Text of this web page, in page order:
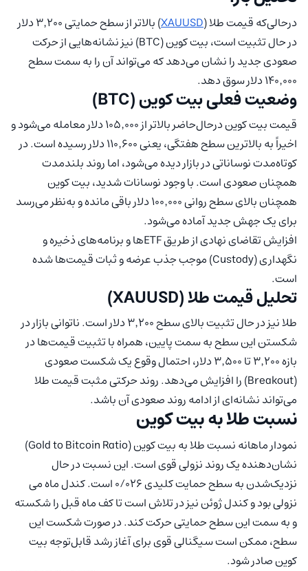
درحالی‌که قیمت طلا (XAUUSD
) بالاتر از سطح حمایتی ۳٬۲۰۰ دلار
در حال تثبیت است، بیت کوین (BTC) نیز نشانه‌هایی از حرکت
صعودی جدید را نشان می‌دهد که می‌تواند آن را به سمت سطح
۱۴۰٬۰۰۰ دلار سوق دهد.
وضعیت فعلی بیت کوین (BTC)
قیمت بیت کوین درحال‌حاضر بالاتر از ۱۰۵٬۰۰۰ دلار معامله می‌شود و
اخیراً به بالاترین سطح هفتگی، یعنی ۱۱۰٬۶۰۰ دلار رسیده است. در
کوتاه‌مدت نوساناتی در بازار دیده می‌شود، اما روند بلندمدت
همچنان صعودی است. با وجود نوسانات شدید، بیت کوین
همچنان بالای سطح روانی ۱۰۰٬۰۰۰ دلار باقی مانده و به‌نظر می‌رسد
برای یک جهش جدید آماده می‌شود.
افزایش تقاضای نهادی از طریق ETFها و برنامه‌های ذخیره و
نگهداری (Custody) موجب جذب عرضه و ثبات قیمت‌ها شده
است.
تحلیل قیمت طلا (XAUUSD)
طلا نیز در حال تثبیت بالای سطح ۳٬۲۰۰ دلار است. ناتوانی بازار در
شکستن این سطح به سمت پایین، همراه با تثبیت قیمت‌ها در
بازه ۳٬۲۰۰ تا ۳٬۵۰۰ دلار، احتمال وقوع یک شکست صعودی
(Breakout) را افزایش می‌دهد. روند حرکتی مثبت قیمت طلا
می‌تواند نشانه‌ای از ادامه روند صعودی آن باشد.
نسبت طلا به بیت کوین
نمودار ماهانه نسبت طلا به بیت کوین (Gold to Bitcoin Ratio)
نشان‌دهنده یک روند نزولی قوی است. این نسبت در حال
نزدیک‌شدن به سطح حمایت کلیدی ۰/۰۲۶ است. کندل ماه می
نزولی بود و کندل ژوئن نیز در تلاش است تا کف ماه قبل را شکسته
و به سمت این سطح حمایتی حرکت کند. در صورت شکست این
سطح، ممکن است سیگنالی قوی برای آغاز رشد قابل‌توجه بیت
کوین صادر شود.